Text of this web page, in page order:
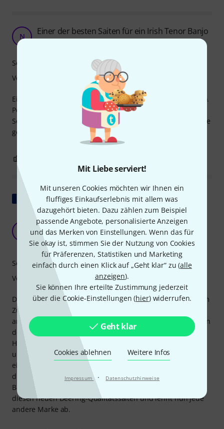
Mit Liebe serviert!
Mit unseren Cookies möchten wir Ihnen ein
fluffiges Einkaufserlebnis mit allem was
dazugehört bieten. Dazu zählen zum Beispiel
passende Angebote, personalisierte Anzeigen
und das Merken von Einstellungen. Wenn das für
Sie okay ist, stimmen Sie der Nutzung von Cookies
für Präferenzen, Statistiken und Marketing
einfach durch einen Klick auf „Geht klar“ zu (alle
anzeigen).
Sie können Ihre erteilte Zustimmung jederzeit
über die Cookie-Einstellungen (hier) widerrufen.
Geht klar
Cookies ablehnen Weitere Infos
Impressum · Datenschutzhinweise
N Einer der besten Saiten für ein Irish Tenor Banjo
NavitasAeternam 15.04.2025
Einer besten Hersteller von Saiten für ein Irish Tenor Banjo.
Perfekt verarbeitet, und wunderschöner heller Klang. Der
Service von Thomann war ebenfalls wunderbar. Ich bestelle
gerne wieder hier
Sound
Verarbeitung
Original zeigen
Sehr schlechte Erfahrung. Schlechte
Fertigungsqualität.
AD. 09.07.2024
Die Schlaufe der Basssaite (D oder D, 24) D'Addario ist beim
Zusammenbau gebrochen. Die Schlaufe brach, sobald sie
am Haken des Saitenhalters befestigt war, noch bevor sie in
den Spannmechanismus gewickelt wurde.
Herstellungsfehler? Kein Glück? Ergebnis: ein brandneuer,
unbrauchbarer Saitensatz! Ich hatte die gute Idee, auch
einen Satz irischer Tenor-Saiten von Deering zu bestellen,
die problemlos auf meinem kleinen Harley-Benton-Tenor-
Banjo montiert werden konnten. Er spielt sehr gerne mit
diesen neuen Deering-Qualitätssaiten und lehnt nun jede
andere Marke ab.
Sound
Verarbeitung